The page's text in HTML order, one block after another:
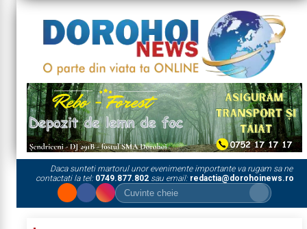
Daca sunteti martorul unor evenimente importante va rugam sa ne
contactati la tel: 0749.877.802sau email: redactia@dorohoinews.ro